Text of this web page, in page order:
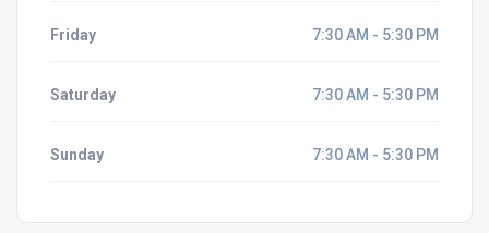
Friday 7:30 AM - 5:30 PM
Saturday 7:30 AM - 5:30 PM
Sunday 7:30 AM - 5:30 PM